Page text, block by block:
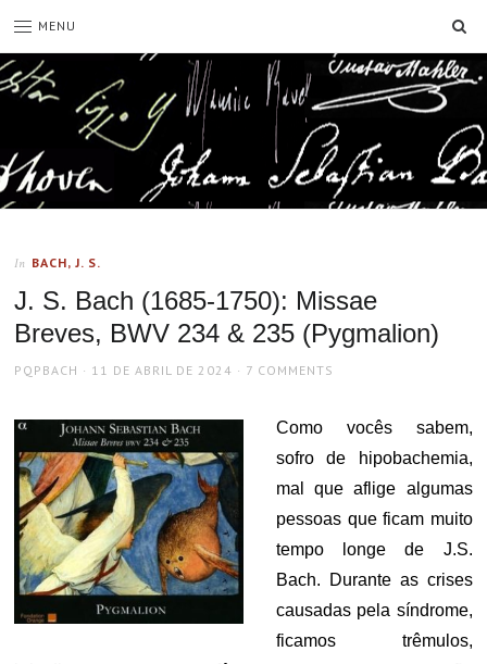
MENU
In BACH, J. S.
J. S. Bach (1685-1750): Missae
Breves, BWV 234 & 235 (Pygmalion)
AUTHOR
PQPBACH
POSTED
11 DE ABRIL DE 2024 7 COMMENTS
Como vocês sabem,
sofro de hipobachemia,
mal que aflige algumas
pessoas que ficam muito
tempo longe de J.S.
Bach. Durante as crises
causadas pela síndrome,
ficamos trêmulos,